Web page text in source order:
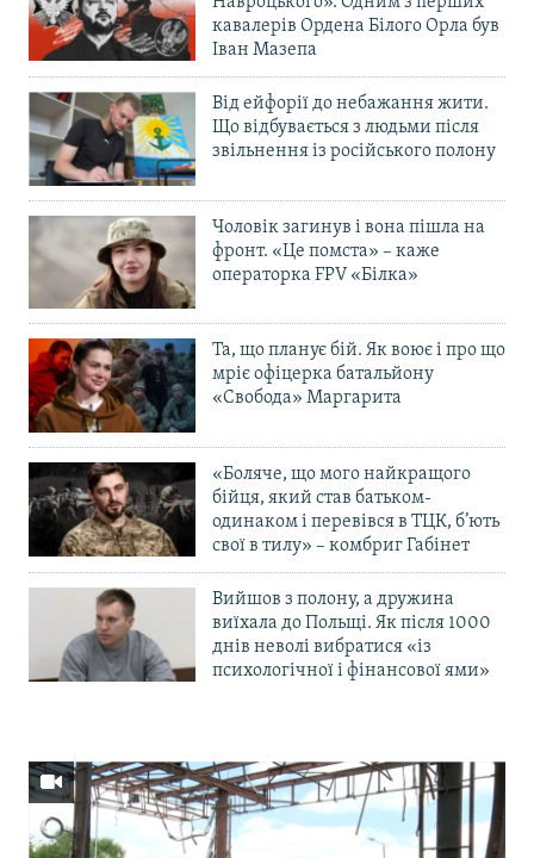
кавалерів Ордена Білого Орла був
Іван Мазепа
Від ейфорії до небажання жити.
Що відбувається з людьми після
звільнення із російського полону
Чоловік загинув і вона пішла на
фронт. «Це помста» – каже
операторка FPV «Білка»
Та, що планує бій. Як воює і про що
мріє офіцерка батальйону
«Свобода» Маргарита
«Боляче, що мого найкращого
бійця, який став батьком-
одинаком і перевівся в ТЦК, б’ють
свої в тилу» – комбриг Габінет
Вийшов з полону, а дружина
виїхала до Польщі. Як після 1000
днів неволі вибратися «із
психологічної і фінансової ями»